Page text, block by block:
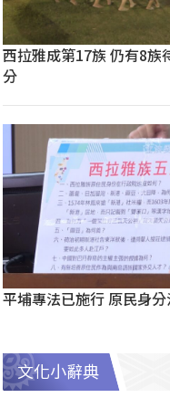
西拉雅成第17族 仍有8族
分
平埔專法已施行 原民身
文化小辭典